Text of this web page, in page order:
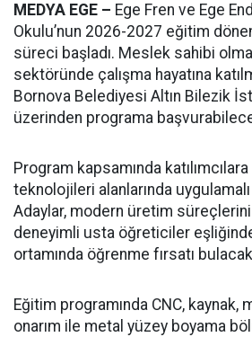
MEDYA EGE – Ege Fren ve Ege
Okulu’nun 2026-2027 eğitim
süreci başladı. Meslek sahibi
sektöründe çalışma hayatına
Bornova Belediyesi Altın Bilezik
üzerinden programa
Program kapsamında
teknolojileri alanlarında
Adaylar, modern üretim süreçlerini
deneyimli usta öğreticiler
ortamında öğrenme fırsatı
Eğitim programında CNC, kaynak,
onarım ile metal yüzey boyama